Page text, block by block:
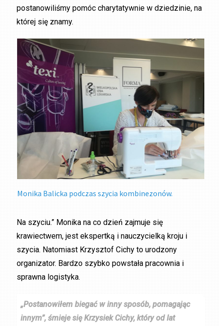
postanowiliśmy pomóc charytatywnie w dziedzinie, na
której się znamy.
Monika Balicka podczas szycia kombinezonów.
Na szyciu.” Monika na co dzień zajmuje się
krawiectwem, jest ekspertką i nauczycielką kroju i
szycia. Natomiast Krzysztof Cichy to urodzony
organizator. Bardzo szybko powstała pracownia i
sprawna logistyka.
„Postanowiłem biegać w inny sposób, pomagając
innym”, śmieje się Krzysiek Cichy, który od lat